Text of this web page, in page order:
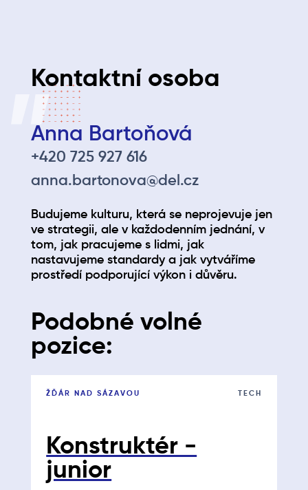
Anna Bartoňová
+420 725 927 616
anna.bartonova@del.cz
Budujeme kulturu, která se neprojevuje jen
ve strategii, ale v každodenním jednání, v
tom, jak pracujeme s lidmi, jak
nastavujeme standardy a jak vytváříme
prostředí podporující výkon i důvěru.
Kontaktní osoba
Podobné volné
pozice:
ŽĎÁR NAD SÁZAVOU TECH
Konstruktér -
junior